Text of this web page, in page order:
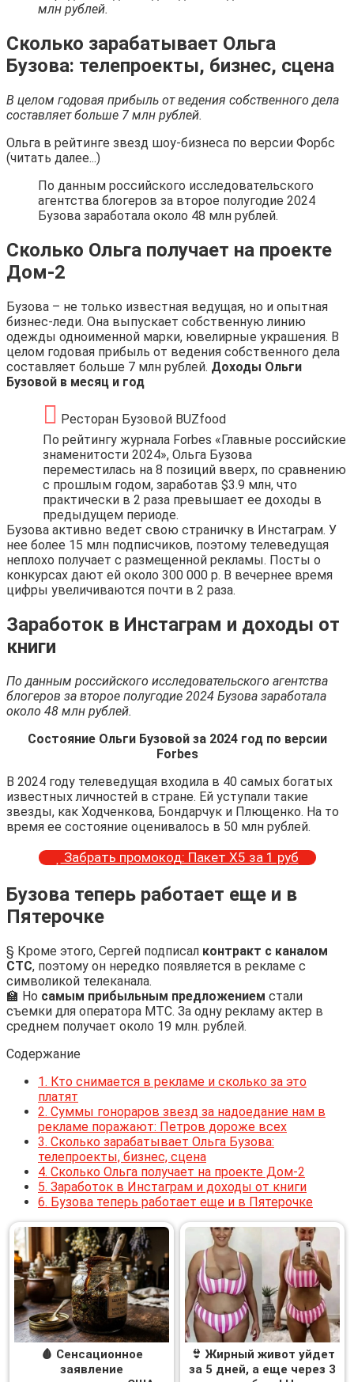
млн рублей.
Сколько зарабатывает Ольга
Бузова: телепроекты, бизнес, сцена
В целом годовая прибыль от ведения собственного дела
составляет больше 7 млн рублей.
Ольга в рейтинге звезд шоу-бизнеса по версии Форбс
(читать далее...)
По данным российского исследовательского
агентства блогеров за второе полугодие 2024
Бузова заработала около 48 млн рублей.
Сколько Ольга получает на проекте
Дом-2
Бузова – не только известная ведущая, но и опытная
бизнес-леди. Она выпускает собственную линию
одежды одноименной марки, ювелирные украшения. В
целом годовая прибыль от ведения собственного дела
составляет больше 7 млн рублей. Доходы Ольги
Бузовой в месяц и год
Ресторан Бузовой BUZfood
По рейтингу журнала Forbes «Главные российские
знаменитости 2024», Ольга Бузова
переместилась на 8 позиций вверх, по сравнению
с прошлым годом, заработав $3.9 млн, что
практически в 2 раза превышает ее доходы в
предыдущем периоде.
Бузова активно ведет свою страничку в Инстаграм. У
нее более 15 млн подписчиков, поэтому телеведущая
неплохо получает с размещенной рекламы. Посты о
конкурсах дают ей около 300 000 р. В вечернее время
цифры увеличиваются почти в 2 раза.
Заработок в Инстаграм и доходы от
книги
По данным российского исследовательского агентства
блогеров за второе полугодие 2024 Бузова заработала
около 48 млн рублей.
Состояние Ольги Бузовой за 2024 год по версии
Forbes
В 2024 году телеведущая входила в 40 самых богатых
известных личностей в стране. Ей уступали такие
звезды, как Ходченкова, Бондарчук и Плющенко. На то
время ее состояние оценивалось в 50 млн рублей.
Забрать промокод: Пакет Х5 за 1 руб
Бузова теперь работает еще и в
Пятерочке
§ Кроме этого, Сергей подписал контракт с каналом
СТС, поэтому он нередко появляется в рекламе с
символикой телеканала.
🏫 Но самым прибыльным предложением стали
съемки для оператора МТС. За одну рекламу актер в
среднем получает около 19 млн. рублей.
Содержание
1. Кто снимается в рекламе и сколько за это
платят
2. Суммы гонораров звезд за надоедание нам в
рекламе поражают: Петров дороже всех
3. Сколько зарабатывает Ольга Бузова:
телепроекты, бизнес, сцена
4. Сколько Ольга получает на проекте Дом-2
5. Заработок в Инстаграм и доходы от книги
6. Бузова теперь работает еще и в Пятерочке
🩸 Сенсационное
заявление
👙 Жирный живот уйдет
за 5 дней, а еще через 3